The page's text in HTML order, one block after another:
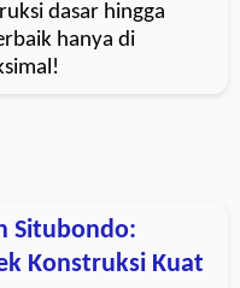
dasar hingga
hanya di
Situbondo:
Konstruksi Kuat